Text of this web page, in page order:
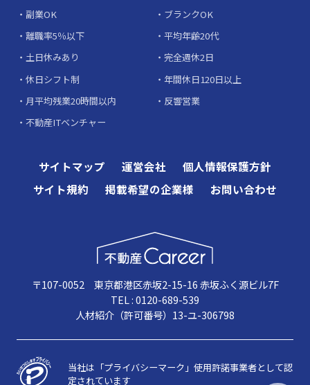
副業OK
ブランクOK
離職率5％以下
平均年齢20代
土日休みあり
完全週休2日
休日シフト制
年間休日120日以上
月平均残業20時間以内
反響営業
不動産ITベンチャー
サイトマップ 運営会社
個人情報保護方針
サイト規約
掲載希望の企業様 お問い合わせ
〒107-0052 東京都港区赤坂2-15-16 赤坂ふく源ビル7F
TEL : 0120-689-539
人材紹介（許可番号）13-ユ-306798
当社は「プライバシーマーク」使用許諾事業者として認
定されています